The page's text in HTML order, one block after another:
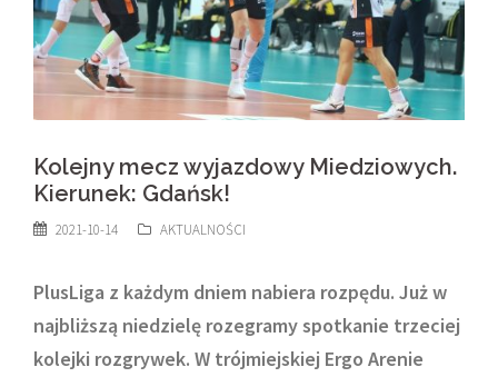
Kolejny mecz wyjazdowy Miedziowych.
Kierunek: Gdańsk!
2021-10-14 AKTUALNOŚCI
PlusLiga z każdym dniem nabiera rozpędu. Już w
najbliższą niedzielę rozegramy spotkanie trzeciej
kolejki rozgrywek. W trójmiejskiej Ergo Arenie